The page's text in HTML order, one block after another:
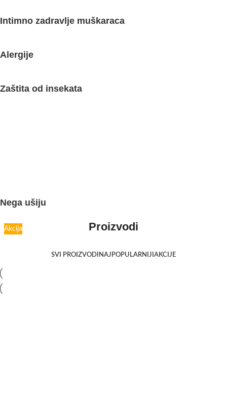
Intimno zadravlje muškaraca
Alergije
Zaštita od insekata
Nega ušiju
Proizvodi
SVI PROIZVODI NAJPOPULARNIJI AKCIJE
Akcija